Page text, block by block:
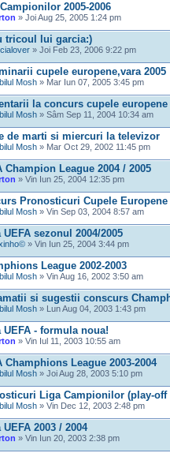
2005-2006
» Joi Aug 25, 2005 1:24 pm
tricoul lui garcia:)
» Joi Feb 23, 2006 9:22 pm
cupele europene,vara 2005
Mosh » Mar Iun 07, 2005 3:45 pm
la concurs cupele europene
Mosh » Sâm Sep 11, 2004 10:34 am
de marti si miercuri la televizor
Mosh » Mar Oct 29, 2002 11:45 pm
Champion League 2004 / 2005
» Vin Iun 25, 2004 12:35 pm
Pronosticuri Cupele Europene
Mosh » Vin Sep 03, 2004 8:57 am
UEFA sezonul 2004/2005
» Vin Iun 25, 2004 3:44 pm
League 2002-2003
Mosh » Vin Aug 16, 2002 3:50 am
si sugestii conscurs
Mosh » Lun Aug 04, 2003 1:43 pm
UEFA - formula noua!
» Vin Iul 11, 2003 10:55 am
Champhions League 2003-2004
Mosh » Joi Aug 28, 2003 5:10 pm
Liga Campionilor (play-off
Mosh » Vin Dec 12, 2003 2:48 pm
UEFA 2003 / 2004
» Vin Iun 20, 2003 2:38 pm